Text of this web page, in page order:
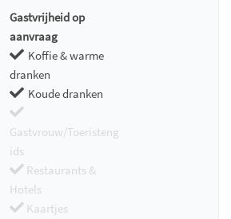
Gastvrijheid op
aanvraag
Koffie & warme
dranken
Koude dranken
Gastvrouw/Toeristeng
ids
Restaurants &
Hotels
Kaartjes